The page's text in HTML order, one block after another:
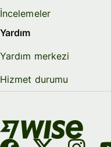
İncelemeler
Yardım
Yardım merkezi
Hizmet durumu